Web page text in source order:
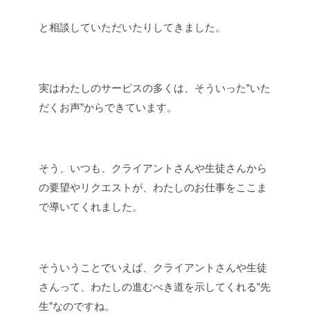
と相談していただいたりしてきました。
実はわたしのサービスの多くは、そういった”いた
だくお声”からできています。
そう、いつも、クライアントさんや生徒さんから
の要望やリクエストが、わたしのお仕事をここま
で導いてくれました。
そういうことでいえば、クライアントさんや生徒
さんって、わたしの進むべき道を示してくれる”先
生”なのですね。